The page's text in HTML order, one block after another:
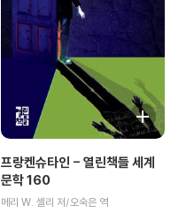
프랑켄슈타인 - 열린책들 세계
문학 160
메리 W. 셸리 저/오숙은 역